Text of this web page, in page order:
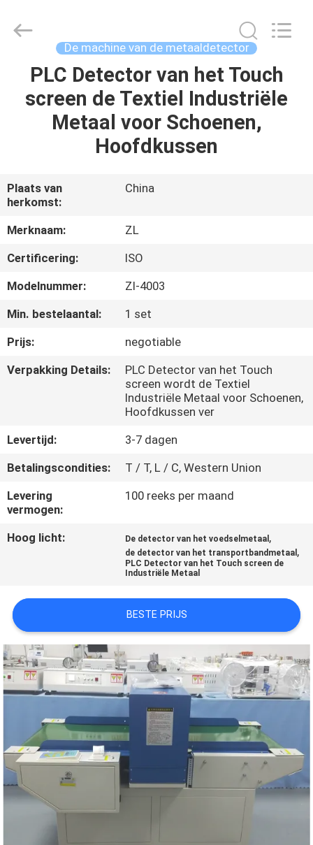
HUIS
PRODUCTEN
ONGEVEER
ONS
FABRIEKSREIS
KWALITEITSCONTROLE
CONTACTEER
NIEUWS
VERZOEK
OM EEN
SHOW
SITEMAP
PRIVACY
Technology
De machine van de metaaldetector
PLC Detector van het Touch
screen de Textiel Industriële
Metaal voor Schoenen,
Hoofdkussen
Plaats van
herkomst:
China
Merknaam:
ZL
Certificering:
ISO
Modelnummer:
Zl-4003
Min. bestelaantal:
1 set
Prijs:
negotiable
Verpakking Details:
PLC Detector van het Touch
screen wordt de Textiel
Industriële Metaal voor Schoenen,
Hoofdkussen ver
Levertijd:
3-7 dagen
Betalingscondities:
T / T, L / C, Western Union
Levering
vermogen:
100 reeks per maand
Hoog licht: De detector van het voedselmetaal ,
de detector van het transportbandmetaal ,
PLC Detector van het Touch screen de
Industriële Metaal
BESTE PRIJS